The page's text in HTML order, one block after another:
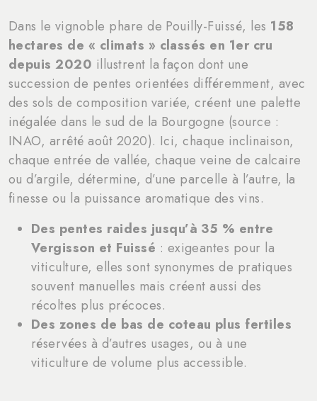
Dans le vignoble phare de Pouilly-Fuissé, les 158
hectares de « climats » classés en 1er cru
depuis 2020 illustrent la façon dont une
succession de pentes orientées différemment, avec
des sols de composition variée, créent une palette
inégalée dans le sud de la Bourgogne (source :
INAO, arrêté août 2020). Ici, chaque inclinaison,
chaque entrée de vallée, chaque veine de calcaire
ou d’argile, détermine, d’une parcelle à l’autre, la
finesse ou la puissance aromatique des vins.
Des pentes raides jusqu’à 35 % entre
Vergisson et Fuissé : exigeantes pour la
viticulture, elles sont synonymes de pratiques
souvent manuelles mais créent aussi des
récoltes plus précoces.
Des zones de bas de coteau plus fertiles
réservées à d’autres usages, ou à une
viticulture de volume plus accessible.